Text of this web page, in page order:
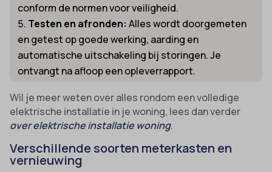
conform de normen voor veiligheid.
Testen en afronden: Alles wordt doorgemeten
en getest op goede werking, aarding en
automatische uitschakeling bij storingen. Je
ontvangt na afloop een opleverrapport.
Wil je meer weten over alles rondom een volledige
elektrische installatie in je woning, lees dan verder
over elektrische installatie woning.
Verschillende soorten meterkasten en
vernieuwing